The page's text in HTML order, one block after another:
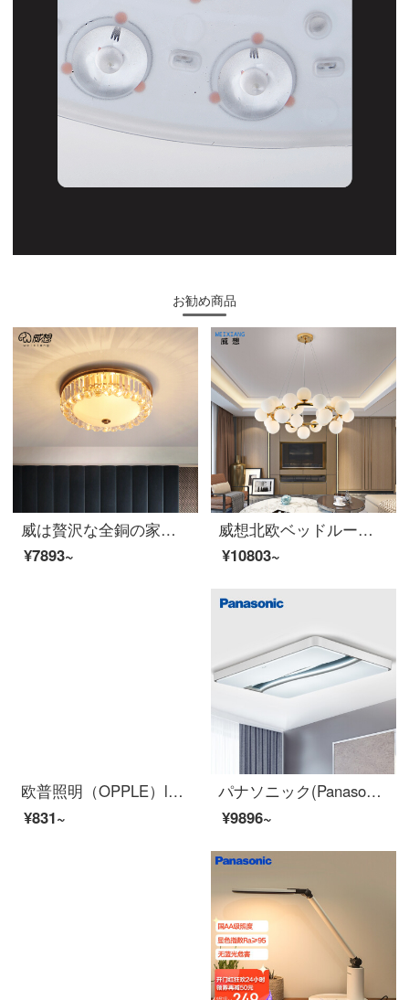
お勧め商品
威は贅沢な全銅の家の部屋が明かりを吸い込んだ後に近代的な大気の客のレストランの水晶の明かりが簡単に書斎の寝室の照明器具A項の直径の45 CMを予約したいです。三色の光源を送ります。
¥7893~
威想北欧ベッドルームの吊り下げ灯の後、現代リビングランプのシンプルなアイデアアートイルミネーション泡ガラス玉ビーズ豆ランプの円形-直径70 cm-25頭
¥10803~
欧普照明（OPPLE）led双色调光卧室灯シーリングライト新中式客厅灯餐厅灯圆形現代简约超薄ランプ 儿童房灯飾 新铂玉
¥831~
パナソニック(Panasonic)シーリングライトLEDリビングライトLEDリビングライト适悦光リモコン调色长方形シーリング松舞シリーズ105瓦HXZX 059
¥9896~